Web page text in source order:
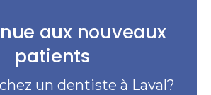
aux nouveaux
patients
un dentiste à Laval?